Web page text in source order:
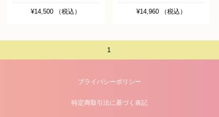
¥14,500 （税込） ¥14,960 （税込）
1
プライバシーポリシー
特定商取引法に基づく表記